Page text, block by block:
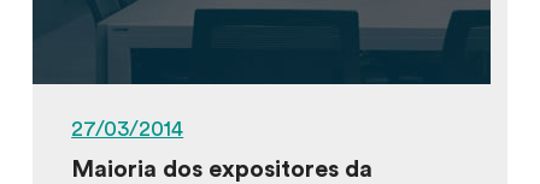
27/03/2014
Maioria dos expositores da